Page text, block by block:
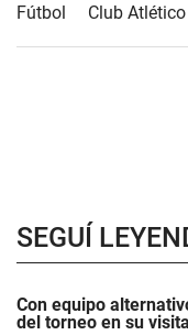
Fútbol
Club
SEGUÍ
Con equipo
del torneo en su